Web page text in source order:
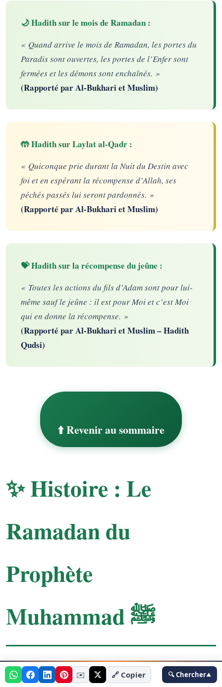
🌙 Hadith sur le mois de Ramadan :
« Quand arrive le mois de Ramadan, les portes du
Paradis sont ouvertes, les portes de l’Enfer sont
fermées et les démons sont enchaînés. »
(Rapporté par Al-Bukhari et Muslim)
🤲 Hadith sur Laylat al-Qadr :
« Quiconque prie durant la Nuit du Destin avec
foi et en espérant la récompense d’Allah, ses
péchés passés lui seront pardonnés. »
(Rapporté par Al-Bukhari et Muslim)
💝 Hadith sur la récompense du jeûne :
« Toutes les actions du fils d’Adam sont pour lui-
même sauf le jeûne : il est pour Moi et c’est Moi
qui en donne la récompense. »
(Rapporté par Al-Bukhari et Muslim – Hadith
Qudsi)
⬆️ Revenir au sommaire
✨ Histoire : Le
Ramadan du
Prophète
Muhammad ﷺ
🔍 Chercher
✉️ 🔗 Copier 🔍 Chercher▲